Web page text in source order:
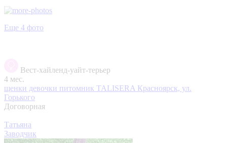
Еще 4 фото
Вест-хайленд-уайт-терьер
4 мес.
щенки девочки питомник TALISERA Красноярск, ул.
Горького
Договорная
Татьяна
Заводчик